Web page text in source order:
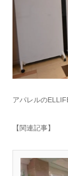
アパレルの
【関連記事】